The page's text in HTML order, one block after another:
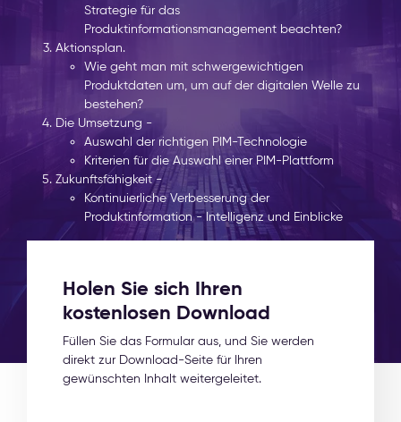
Strategie für das
Produktinformationsmanagement beachten?
Aktionsplan.
Wie geht man mit schwergewichtigen
Produktdaten um, um auf der digitalen Welle zu
bestehen?
Die Umsetzung -
Auswahl der richtigen PIM-Technologie
Kriterien für die Auswahl einer PIM-Plattform
Zukunftsfähigkeit -
Kontinuierliche Verbesserung der
Produktinformation - Intelligenz und Einblicke
Holen Sie sich Ihren
kostenlosen Download
Füllen Sie das Formular aus, und Sie werden
direkt zur Download-Seite für Ihren
gewünschten Inhalt weitergeleitet.